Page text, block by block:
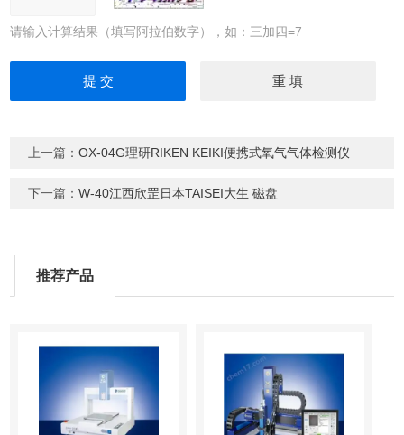
请输入计算结果（填写阿拉伯数字），如：三加四=7
上一篇：OX-04G理研RIKEN KEIKI便携式氧气气体检测仪
下一篇：W-40江西欣罡日本TAISEI大生 磁盘
推荐产品